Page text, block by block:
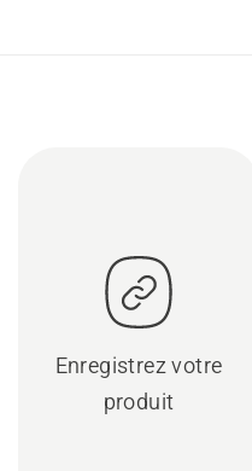
Enregistrez votre
produit